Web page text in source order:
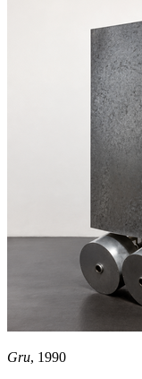
Gru, 1990